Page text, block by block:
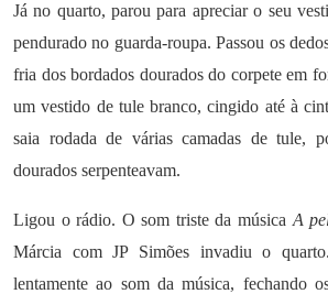
Já no quarto, parou para apreciar o seu
pendurado no guarda-roupa. Passou os
fria dos bordados dourados do corpete em
um vestido de tule branco, cingido até à
saia rodada de várias camadas de tule,
dourados serpenteavam.
Ligou o rádio. O som triste da música A
Márcia com JP Simões invadiu o
lentamente ao som da música, fechando